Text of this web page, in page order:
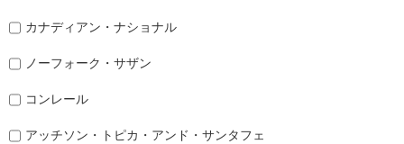
カナディアン・ナショナル
ノーフォーク・サザン
コンレール
アッチソン・トピカ・アンド・サンタフェ